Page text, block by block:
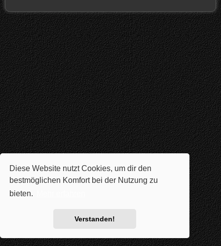
Diese Website nutzt Cookies, um dir den
bestmöglichen Komfort bei der Nutzung zu
bieten.
Verstanden!